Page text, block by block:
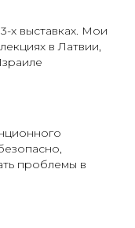
х выставках. Мои
в Латвии,
проблемы в